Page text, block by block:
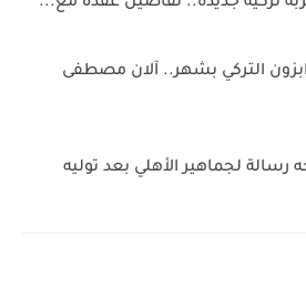
التركي بشهر.. آلان مصطفى
لجماهير الأهلي بعد توليه